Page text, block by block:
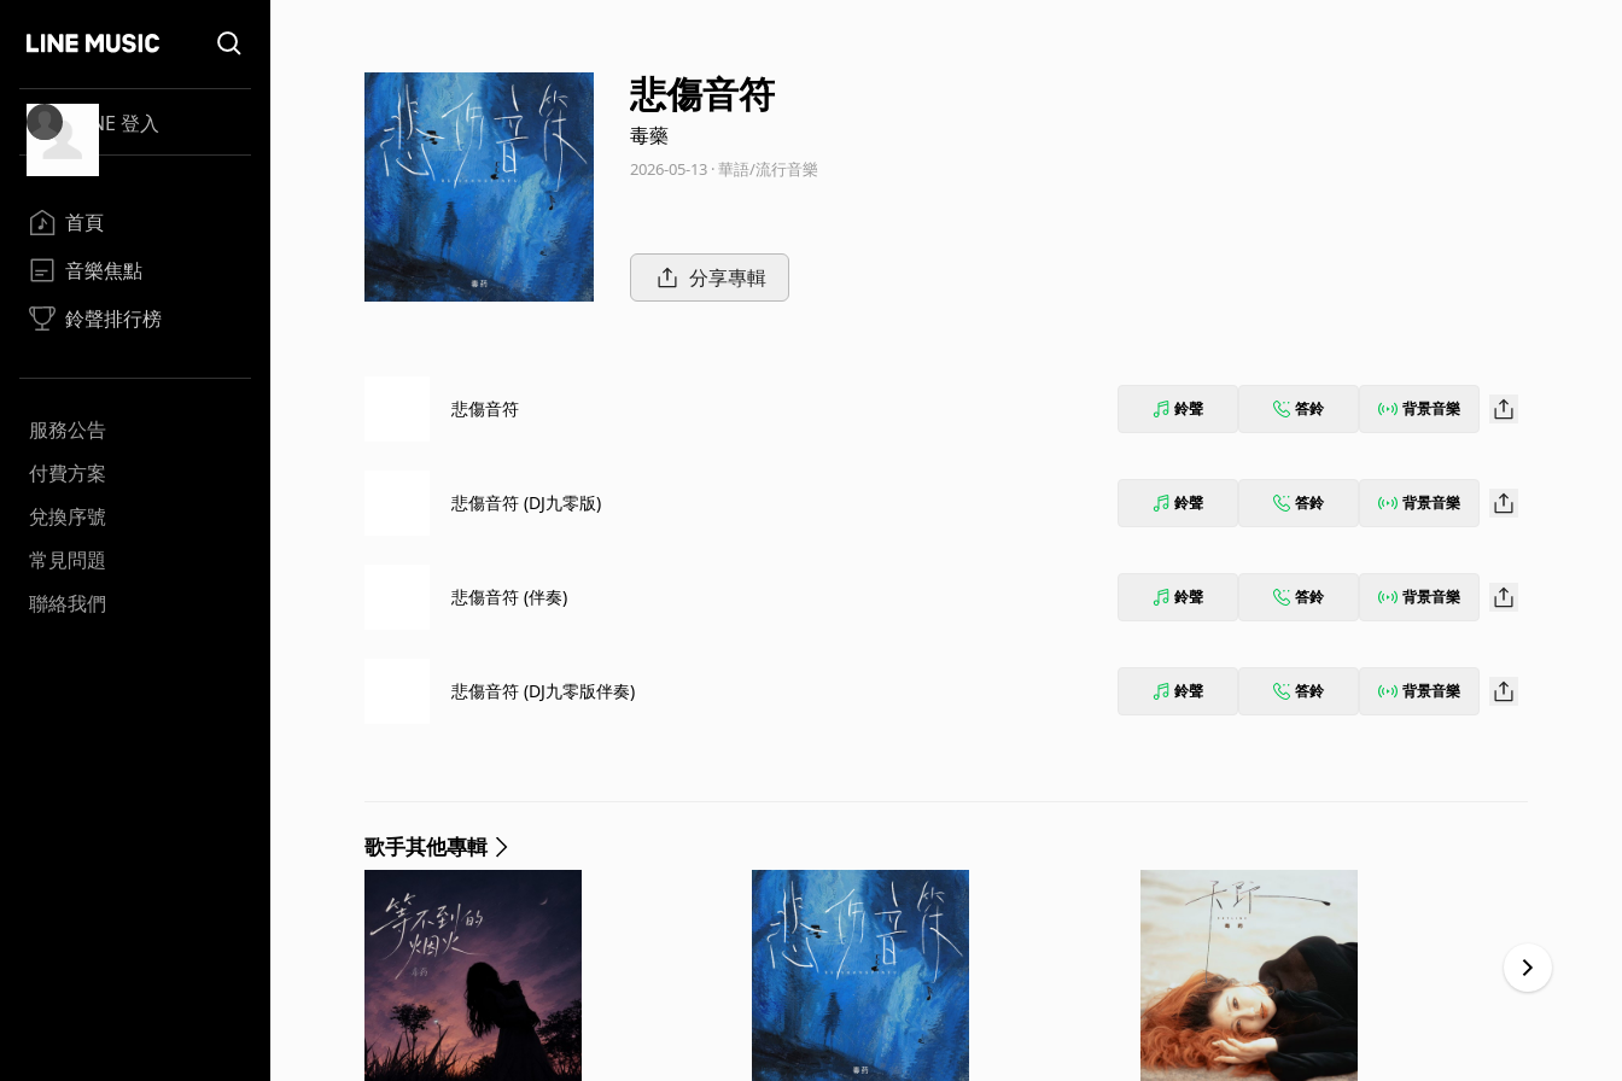
LINE 登入
首頁
音樂焦點
鈴聲排行榜
服務公告
付費方案
兌換序號
常見問題
聯絡我們
悲傷音符
毒藥
2026-05-13 · 華語/流行音樂
分享專輯
悲傷音符 鈴聲 答鈴 背景音樂
悲傷音符 (DJ九零版) 鈴聲 答鈴 背景音樂
悲傷音符 (伴奏) 鈴聲 答鈴 背景音樂
悲傷音符 (DJ九零版伴奏) 鈴聲 答鈴 背景音樂
歌手其他專輯